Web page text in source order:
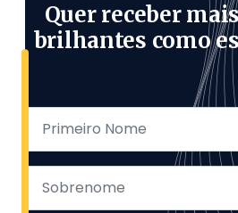
Quer receber
brilhantes como